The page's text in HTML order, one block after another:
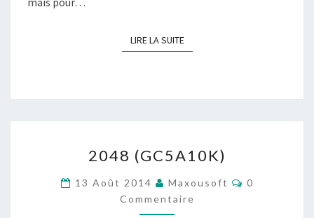
LIRE LA SUITELIRE LA SUITE
(GC5A10K)
2048 (GC5A10K)
13 Août 2014 Maxousoft
0
Commentaire